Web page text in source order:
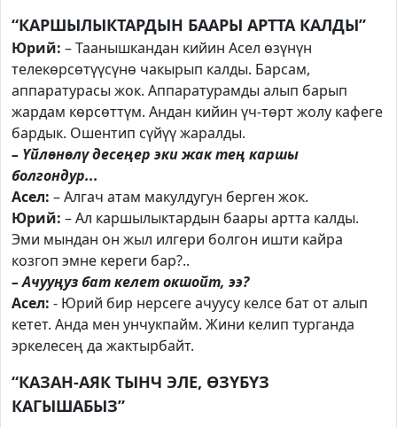
“КАРШЫЛЫКТАРДЫН БААРЫ АРТТА КАЛДЫ”
Юрий: – Таанышкандан кийин Асел өзүнүн
телекөрсөтүүсүнө чакырып калды. Барсам,
аппаратурасы жок. Аппаратурамды алып барып
жардам көрсөттүм. Андан кийин үч-төрт жолу кафеге
бардык. Ошентип сүйүү жаралды.
– Үйлөнөлү десеңер эки жак тең каршы
болгондур...
Асел: – Алгач атам макулдугун берген жок.
Юрий: – Ал каршылыктардын баары артта калды.
Эми мындан он жыл илгери болгон ишти кайра
козгоп эмне кереги бар?..
– Ачууңуз бат келет окшойт, ээ?
Асел: - Юрий бир нерсеге ачуусу келсе бат от алып
кетет. Анда мен унчукпайм. Жини келип турганда
эркелесең да жактырбайт.
“КАЗАН-АЯК ТЫНЧ ЭЛЕ, ӨЗҮБҮЗ
КАГЫШАБЫЗ”